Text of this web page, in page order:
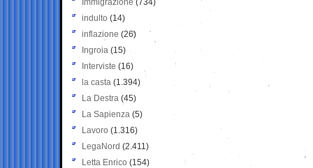
Immigrazione (734)
indulto (14)
inflazione (26)
Ingroia (15)
Interviste (16)
la casta (1.394)
La Destra (45)
La Sapienza (5)
Lavoro (1.316)
LegaNord (2.411)
Letta Enrico (154)